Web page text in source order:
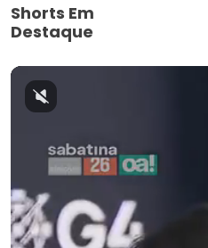
Shorts Em
Destaque